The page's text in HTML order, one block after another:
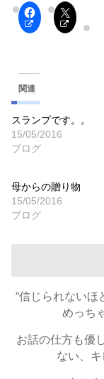
関連
スランプです。。
15/05/2016
ブログ
母からの贈り物
15/05/2016
ブログ
“信じられないほ
めっち
お話の仕方も優
ない、キ